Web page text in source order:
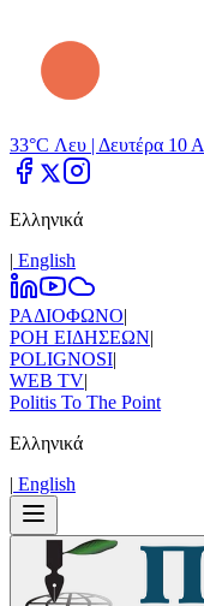
33°C Λευ | Δευτέρα 10
Ελληνικά
| Εnglish
ΡΑΔΙΟΦΩΝΟ|
ΡΟΗ ΕΙΔΗΣΕΩΝ|
POLIGNOSI|
WEB TV|
Politis To The Point
Ελληνικά
| Εnglish